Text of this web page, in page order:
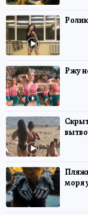
Ржу
моря